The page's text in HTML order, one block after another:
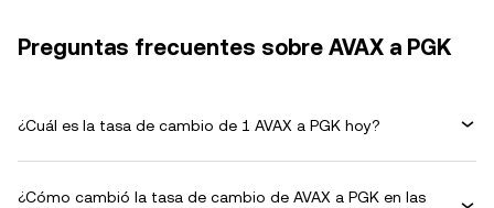
Preguntas frecuentes sobre AVAX a PGK
¿Cuál es la tasa de cambio de 1 AVAX a PGK hoy?
¿Cómo cambió la tasa de cambio de AVAX a PGK en las